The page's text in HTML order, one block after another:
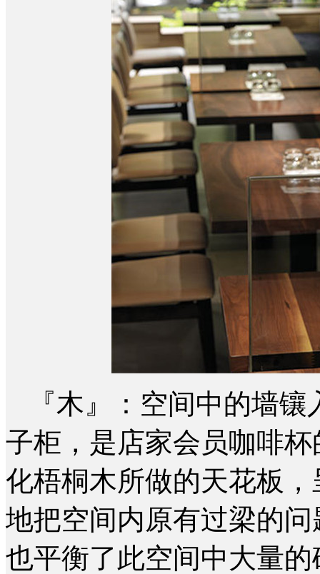
『木』：空间中的墙
子柜，是店家会员咖啡
化梧桐木所做的天花板
地把空间内原有过梁的
也平衡了此空间中大量